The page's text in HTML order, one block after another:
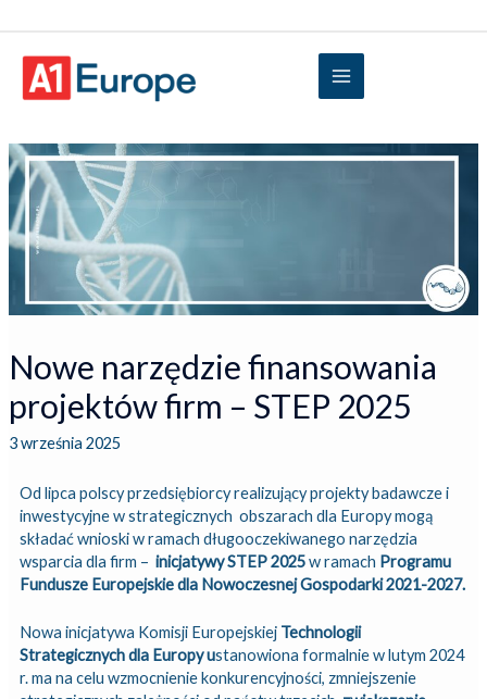
Nowe narzędzie finansowania
projektów firm – STEP 2025
3 września 2025
Od lipca polscy przedsiębiorcy realizujący projekty badawcze i
inwestycyjne w strategicznych obszarach dla Europy mogą
składać wnioski w ramach długooczekiwanego narzędzia
wsparcia dla firm – inicjatywy STEP 2025w ramach Programu
Fundusze Europejskie dla Nowoczesnej Gospodarki 2021-2027.
Nowa inicjatywa Komisji Europejskiej Technologii
Strategicznych dla Europy ustanowiona formalnie w lutym 2024
r. ma na celu wzmocnienie konkurencyjności, zmniejszenie